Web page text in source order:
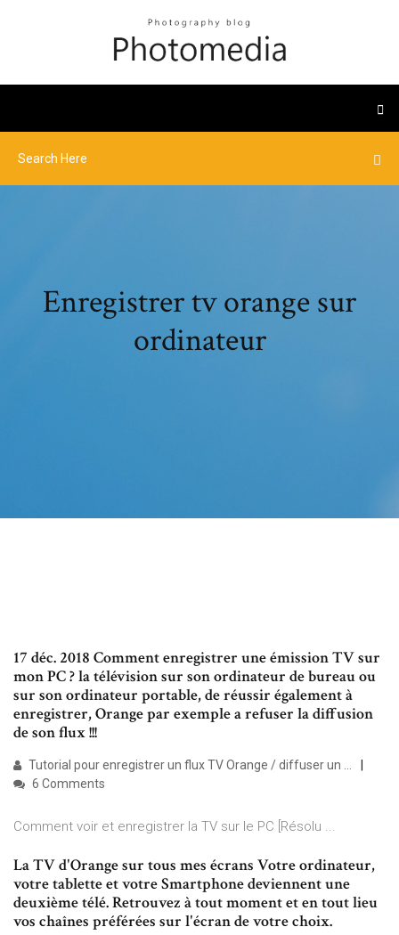
Enregistrer tv orange sur
ordinateur
17 déc. 2018 Comment enregistrer une émission TV sur
mon PC ? la télévision sur son ordinateur de bureau ou
sur son ordinateur portable, de réussir également à
enregistrer, Orange par exemple a refuser la diffusion
de son flux !!!
Tutorial pour enregistrer un flux TV Orange / diffuser un ...
6 Comments
Comment voir et enregistrer la TV sur le PC [Résolu ...
La TV d'Orange sur tous mes écrans Votre ordinateur,
votre tablette et votre Smartphone deviennent une
deuxième télé. Retrouvez à tout moment et en tout lieu
vos chaînes préférées sur l'écran de votre choix.